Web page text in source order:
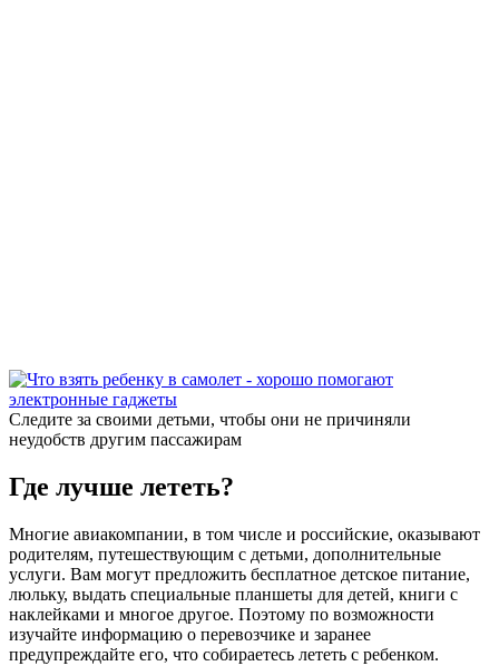
Следите за своими детьми, чтобы они не причиняли
неудобств другим пассажирам
Где лучше лететь?
Многие авиакомпании, в том числе и российские, оказывают
родителям, путешествующим с детьми, дополнительные
услуги. Вам могут предложить бесплатное детское питание,
люльку, выдать специальные планшеты для детей, книги с
наклейками и многое другое. Поэтому по возможности
изучайте информацию о перевозчике и заранее
предупреждайте его, что собираетесь лететь с ребенком.